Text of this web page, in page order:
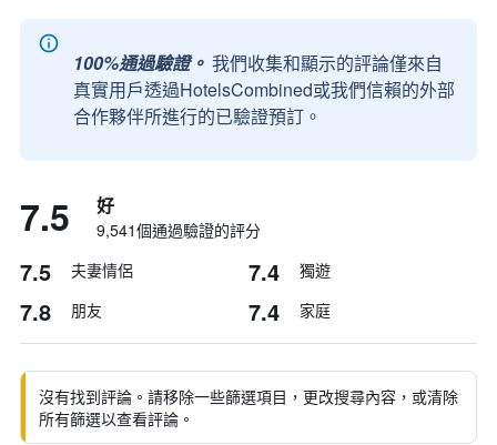
100%通過驗證。 我們收集和顯示的評論僅來自
真實用戶透過HotelsCombined或我們信賴的外部
合作夥伴所進行的已驗證預訂。
7.5 好
9,541個通過驗證的評分
7.5 夫妻情侶 7.4 獨遊
7.8 朋友 7.4 家庭
沒有找到評論。請移除一些篩選項目，更改搜尋內容，或清除
所有篩選以查看評論。